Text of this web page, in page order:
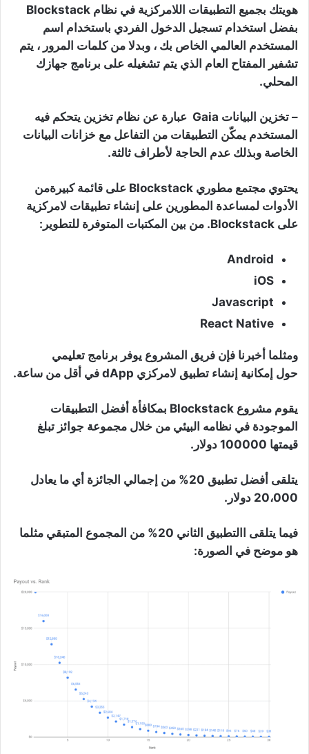
هويتك بجميع التطبيقات اللامركزية في نظام Blockstack
بفضل استخدام تسجيل الدخول الفردي باستخدام اسم
المستخدم العالمي الخاص بك ، وبدلا من كلمات المرور ، يتم
تشفير المفتاح العام الذي يتم تشغيله على برنامج جهازك
المحلي.
– تخزين البيانات Gaia عبارة عن نظام تخزين يتحكم فيه
المستخدم يمكّن التطبيقات من التفاعل مع خزانات البيانات
الخاصة وبذلك عدم الحاجة لأطراف ثالثة.
يحتوي مجتمع مطوري Blockstack على قائمة كبيرةمن
الأدوات لمساعدة المطورين على إنشاء تطبيقات لامركزية
على Blockstack. من بين المكتبات المتوفرة للتطوير:
Android
iOS
Javascript
React Native
ومثلما أخبرنا فإن فريق المشروع يوفر برنامج تعليمي
حول إمكانية إنشاء تطبيق لامركزي dApp في أقل من ساعة.
يقوم مشروع Blockstack بمكافأة أفضل التطبيقات
الموجودة في نظامه البيئي من خلال مجموعة جوائز تبلغ
قيمتها 100000 دولار.
يتلقى أفضل تطبيق 20% من إجمالي الجائزة أي ما يعادل
20،000 دولار.
فيما يتلقى االتطبيق الثاني 20% من المجموع المتبقي مثلما
هو موضح في الصورة: